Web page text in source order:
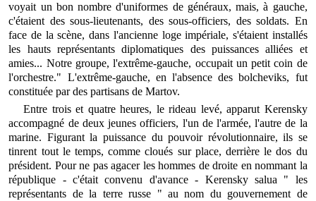
voyait un bon nombre d'uniformes de généraux, mais, à gauche,
c'étaient des sous-lieutenants, des sous-officiers, des soldats. En
face de la scène, dans l'ancienne loge impériale, s'étaient installés
les hauts représentants diplomatiques des puissances alliées et
amies... Notre groupe, l'extrême-gauche, occupait un petit coin de
l'orchestre." L'extrême-gauche, en l'absence des bolcheviks, fut
constituée par des partisans de Martov.
Entre trois et quatre heures, le rideau levé, apparut Kerensky
accompagné de deux jeunes officiers, l'un de l'armée, l'autre de la
marine. Figurant la puissance du pouvoir révolutionnaire, ils se
tinrent tout le temps, comme cloués sur place, derrière le dos du
président. Pour ne pas agacer les hommes de droite en nommant la
république - c'était convenu d'avance - Kerensky salua " les
représentants de la terre russe " au nom du gouvernement de